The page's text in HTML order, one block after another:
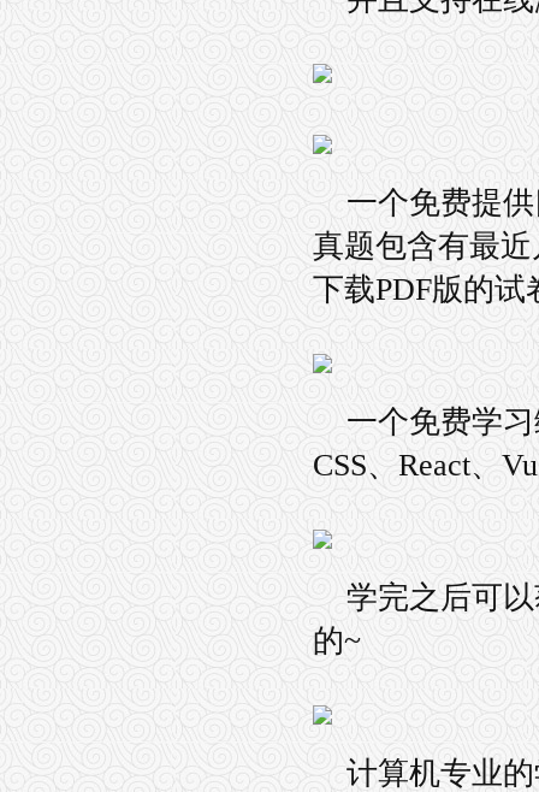
一个免费提
真题包含有最
下载PDF版的
一个免费学
CSS、React、
学完之后可
的~
计算机专业